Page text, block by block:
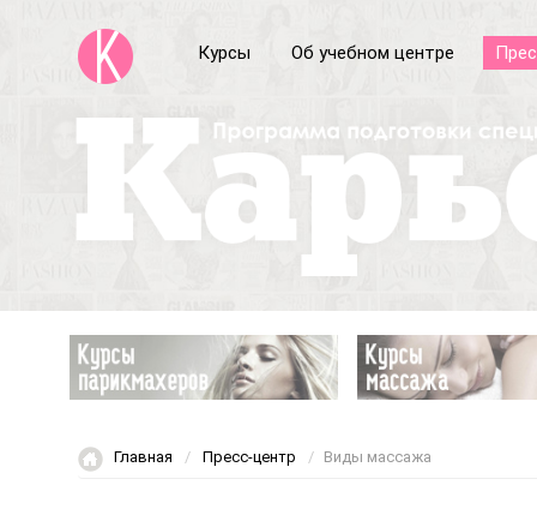
Курсы Об учебном центре
Главная Пресс-центр Виды массажа